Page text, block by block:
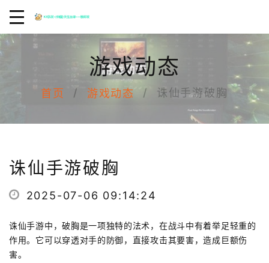
游戏动态
首页 游戏动态 诛仙手游破胸
诛仙手游破胸
2025-07-06 09:14:24
诛仙手游中，破胸是一项独特的法术，在战斗中有着举足轻重的
作用。它可以穿透对手的防御，直接攻击其要害，造成巨额伤
害。